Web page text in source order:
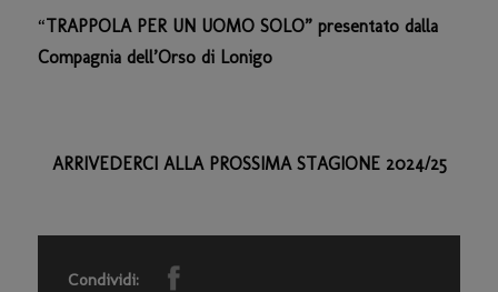
“TRAPPOLA PER UN UOMO SOLO” presentato dalla
Compagnia dell’Orso di Lonigo
ARRIVEDERCI ALLA PROSSIMA STAGIONE 2024/25
Condividi: